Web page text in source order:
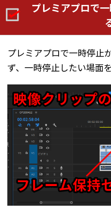
プレミアプロで
プレミアプロで一時停止
ず、一時停止したい場面